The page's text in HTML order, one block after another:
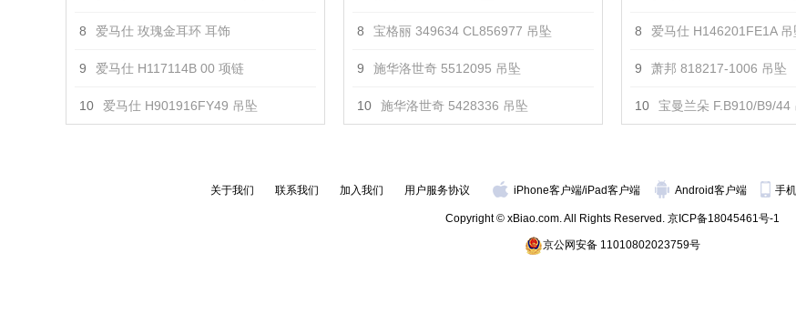
8 爱马仕 玫瑰金耳环 耳饰
9 爱马仕 H117114B 00 项链
10 爱马仕 H901916FY49 吊坠
8 宝格丽 349634 CL856977 吊坠
9 施华洛世奇 5512095 吊坠
10 施华洛世奇 5428336 吊坠
8 爱马仕 H146201FE1A 吊
9 萧邦 818217-1006 吊坠
10 宝曼兰朵 F.B910/B9/44
关于我们 联系我们 加入我们 用户服务协议 iPhone客户端/iPad客户端 Android客户端 手
Copyright © xBiao.com. All Rights Reserved. 京ICP备18045461号-1
京公网安备 11010802023759号